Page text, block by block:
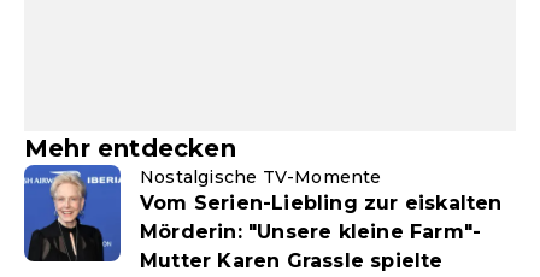
Mehr entdecken
Nostalgische TV-Momente
Vom Serien-Liebling zur eiskalten
Mörderin: "Unsere kleine Farm"-
Mutter Karen Grassle spielte